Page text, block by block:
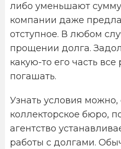
либо уменьшают
компании даже
отступное. В любом
прощении долга.
какую-то его часть
погашать.
Узнать условия
коллекторское бюро,
агентство
работы с долгами.